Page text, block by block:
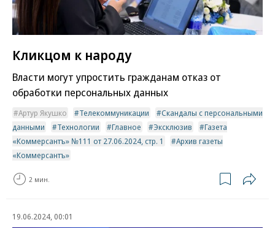
Кликцом к народу
Власти могут упростить гражданам отказ от
обработки персональных данных
Артур Якушко Телекоммуникации
Скандалы с персональными
данными
Технологии Главное Эксклюзив
Газета
«Коммерсантъ» №111 от 27.06.2024, стр. 1
Архив газеты
«Коммерсантъ»
2 мин.
19.06.2024, 00:01